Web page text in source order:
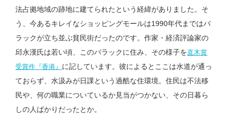
法占拠地域の跡地に建てられたという経緯がありました。そ
う、今あるキレイなショッピングモールは1990年代まではバ
ラックが立ち並ぶ貧民街だったのです。作家・経済評論家の
邱永漢氏は若い頃、このバラックに住み、その様子を直木賞
受賞作『香港』 に記しています。彼によるとここは水道が通っ
ておらず、水汲みが日課という過酷な住環境。住民は不法移
民や、何の職業についているか見当がつかない、その日暮ら
しの人ばかりだったとか。